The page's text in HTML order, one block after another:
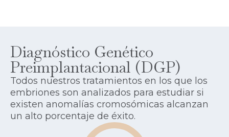
Diagnóstico Genético
Preimplantacional (DGP)
Todos nuestros tratamientos en los que los
embriones son analizados para estudiar si
existen anomalías cromosómicas alcanzan
un alto porcentaje de éxito.